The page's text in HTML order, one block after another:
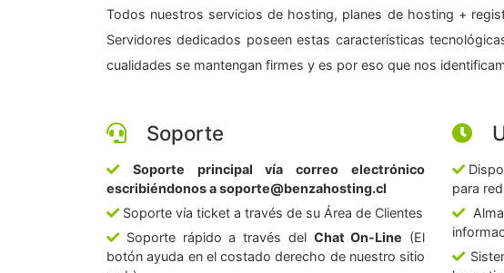
Todos nuestros servicios de hosting, planes de hosting +
Servidores dedicados poseen estas características
cualidades se mantengan firmes y es por eso que nos
Soporte
Soporte principal vía correo electrónico
escribiéndonos a soporte@benzahosting.cl
Soporte vía ticket a través de su Área de Clientes
Soporte rápido a través del Chat On-Line (El
botón ayuda en el costado derecho de nuestro sitio
para